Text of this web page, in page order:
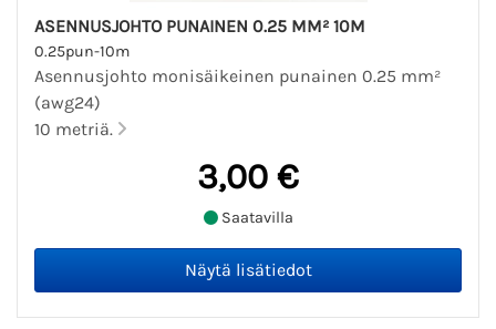
ASENNUSJOHTO PUNAINEN 0.25 MM² 10M
0.25pun-10m
Asennusjohto monisäikeinen punainen 0.25 mm²
(awg24)
10 metriä.
3,00 €
Saatavilla